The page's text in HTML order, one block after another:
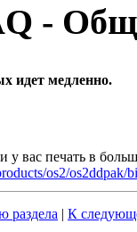
-
идет медленно.
у вас печать в
os2/os2ddpak/
раздела | К